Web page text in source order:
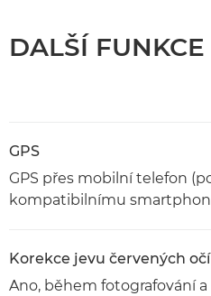
DALŠÍ FUNKCE
GPS
GPS přes mobilní telefon
kompatibilnímu
Korekce jevu červených očí
Ano, během fotografování